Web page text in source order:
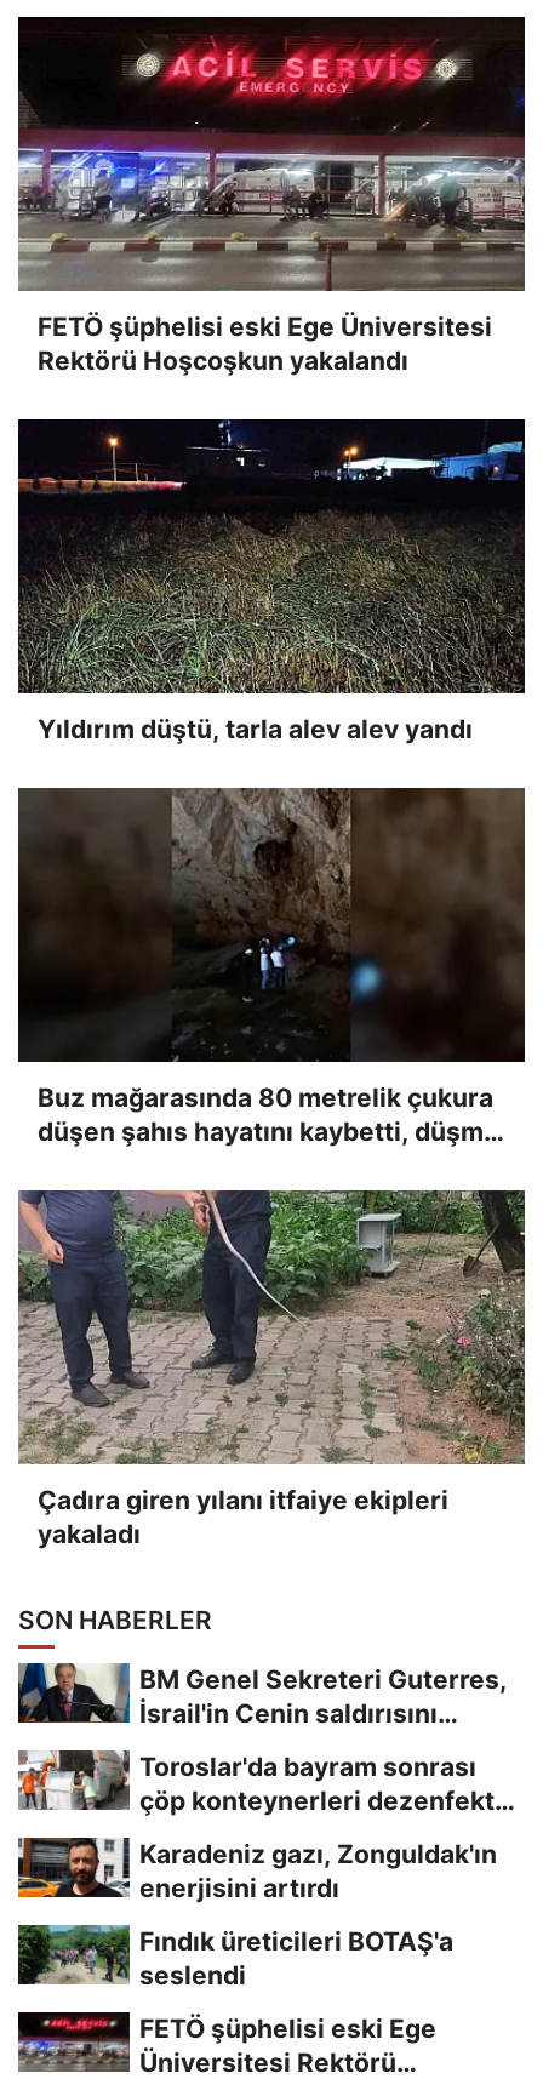
FETÖ şüphelisi eski Ege Üniversitesi
Rektörü Hoşcoşkun yakalandı
Yıldırım düştü, tarla alev alev yandı
Buz mağarasında 80 metrelik çukura
düşen şahıs hayatını kaybetti, düşme
Çadıra giren yılanı itfaiye ekipleri
yakaladı
SON HABERLER
BM Genel Sekreteri Guterres,
İsrail'in Cenin saldırısını
Toroslar'da bayram sonrası
çöp konteynerleri dezenfekte
Karadeniz gazı, Zonguldak'ın
enerjisini artırdı
Fındık üreticileri BOTAŞ'a
seslendi
FETÖ şüphelisi eski Ege
Üniversitesi Rektörü